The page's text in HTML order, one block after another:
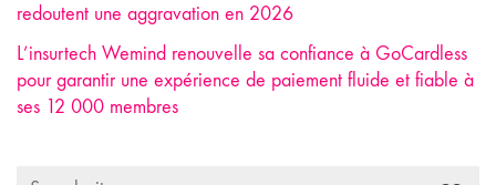
redoutent une aggravation en 2026
L’insurtech Wemind renouvelle sa confiance à GoCardless
pour garantir une expérience de paiement fluide et fiable à
ses 12 000 membres
Search